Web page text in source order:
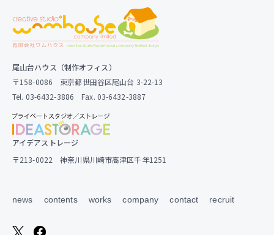
尾山台ハウス（制作オフィス）
〒158-0086 東京都世田谷区尾山台 3-22-13
Tel. 03-6432-3886 Fax. 03-6432-3887
アイデアストレージ
〒213-0022 神奈川県川崎市高津区千年1251
news contents works company contact recruit